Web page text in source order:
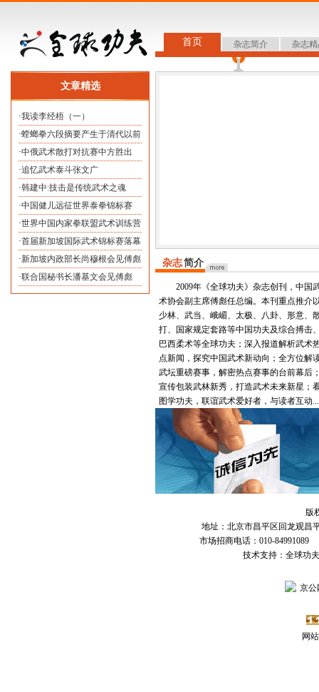
首页 杂志简介 杂志
文章精选
·我读李经梧（一）
·螳螂拳六段摘要产生于清代以前
·中俄武术散打对抗赛中方胜出
·追忆武术泰斗张文广
·韩建中:技击是传统武术之魂
·中国健儿远征世界泰拳锦标赛
·世界中国内家拳联盟武术训练营
·首届新加坡国际武术锦标赛落幕
·新加坡内政部长尚穆根会见傅彪
·联合国秘书长潘基文会见傅彪
杂志简介
2009年《全球功夫》杂志创刊，中国
术协会副主席傅彪任总编。本刊重点推介
少林、武当、峨嵋、太极、八卦、形意、
打、国家规定套路等中国功夫及综合搏击
巴西柔术等全球功夫；深入报道解析武术
点新闻，探究中国武术新动向；全方位解
武坛重磅赛事，解密热点赛事的台前幕后
宣传包装武林新秀，打造武术未来新星；
图学功夫，联谊武术爱好者，与读者互动...
版
地址：北京市昌平区回龙观昌
市场招商电话：010-84991089
技术支持：全球
京公
网